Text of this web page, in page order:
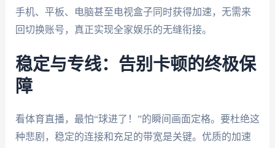
手机、平板、电脑甚至电视盒子同时获得加速，无需来
回切换账号，真正实现全家娱乐的无缝衔接。
稳定与专线：告别卡顿的终极保
障
看体育直播，最怕“球进了！”的瞬间画面定格。要杜绝这
种悲剧，稳定的连接和充足的带宽是关键。优质的加速